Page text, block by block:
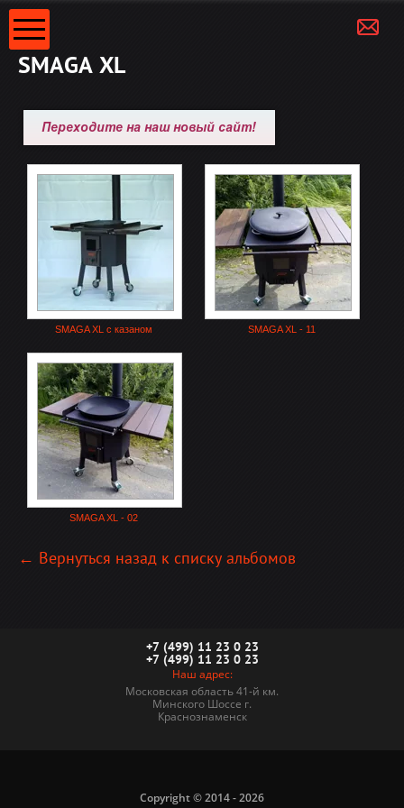
SMAGA XL
SMAGA XL с казаном SMAGA XL - 11
SMAGA XL - 02
← Вернуться назад к списку альбомов
+7 (499) 11 23 0 23
+7 (499) 11 23 0 23
Наш адрес:
Московская область 41-й км.
Минского Шоссе г.
Краснознаменск
Copyright © 2014 - 2026